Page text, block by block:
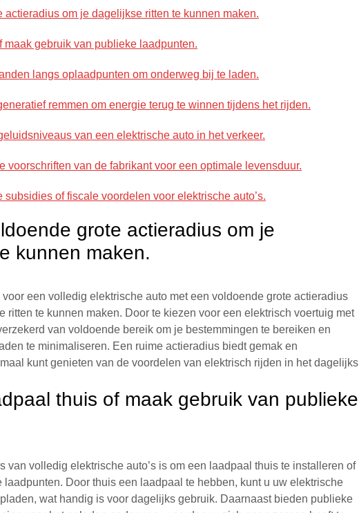
actieradius om je dagelijkse ritten te kunnen maken.
maak gebruik van publieke laadpunten.
langs oplaadpunten om onderweg bij te laden.
remmen om energie terug te winnen tijdens het rijden.
van een elektrische auto in het verkeer.
voorschriften van de fabrikant voor een optimale levensduur.
subsidies of fiscale voordelen voor elektrische auto’s.
grote actieradius om je
kunnen maken.
een volledig elektrische auto met een voldoende grote actieradius
ritten te kunnen maken. Door te kiezen voor een elektrisch voertuig met
van voldoende bereik om je bestemmingen te bereiken en
te minimaliseren. Een ruime actieradius biedt gemak en
kunt genieten van de voordelen van elektrisch rijden in het dagelijks
thuis of maak gebruik van publieke
van volledig elektrische auto’s is om een laadpaal thuis te installeren of
Door thuis een laadpaal te hebben, kunt u uw elektrische
wat handig is voor dagelijks gebruik. Daarnaast bieden publieke